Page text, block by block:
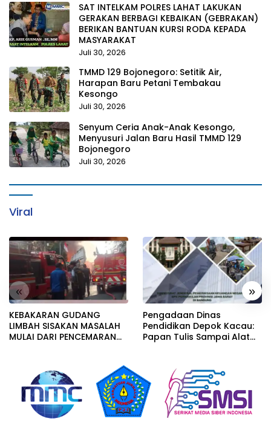
SAT INTELKAM POLRES LAHAT LAKUKAN
GERAKAN BERBAGI KEBAIKAN (GEBRAKAN)
BERIKAN BANTUAN KURSI RODA KEPADA
MASYARAKAT
Juli 30, 2026
TMMD 129 Bojonegoro: Setitik Air,
Harapan Baru Petani Tembakau
Kesongo
Juli 30, 2026
Senyum Ceria Anak-Anak Kesongo,
Menyusuri Jalan Baru Hasil TMMD 129
Bojonegoro
Juli 30, 2026
Viral
« »
KEBAKARAN GUDANG
LIMBAH SISAKAN MASALAH
MULAI DARI PENCEMARAN
IZIN LINGKUNGAN
Pengadaan Dinas
Pendidikan Depok Kacau:
Papan Tulis Sampai Alat
Disembunyikan!